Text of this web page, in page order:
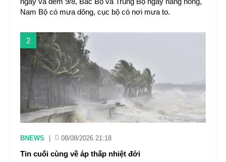
Nam Bộ có mưa dông, cục bộ có nơi mưa to.
2
BNEWS 08/08/2026 21:18
Tin cuối cùng về áp thấp nhiệt đới